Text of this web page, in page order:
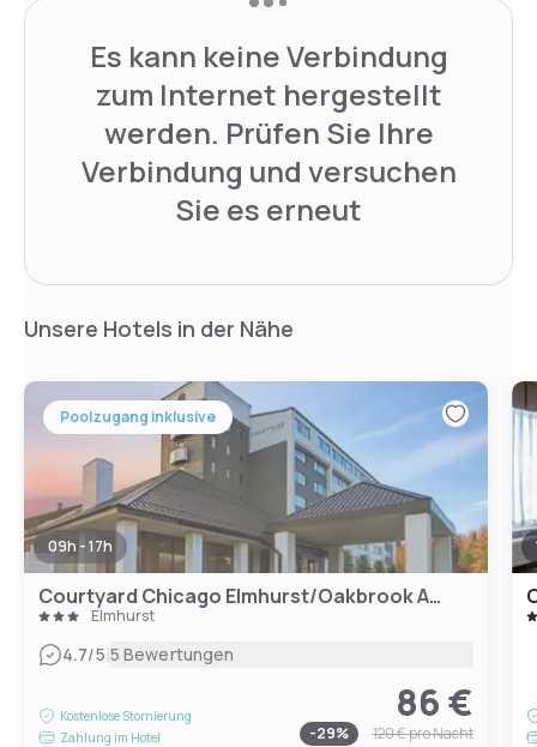
Es kann keine Verbindung
zum Internet hergestellt
werden. Prüfen Sie Ihre
Verbindung und versuchen
Sie es erneut
Unsere Hotels in der Nähe
Poolzugang inklusive
09h - 17h
Courtyard Chicago Elmhurst/Oakbrook Area
Elmhurst
4.7/5|5 Bewertungen
Kostenlose Stornierung
Zahlung im Hotel
86 €
-29% 120 €pro Nacht